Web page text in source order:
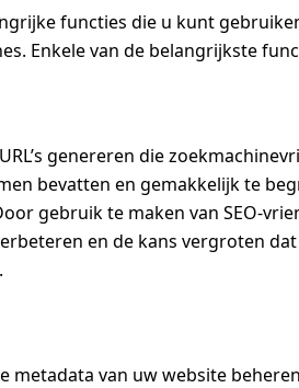
functies die u kunt
Enkele van de belangrijkste
genereren die
bevatten en gemakkelijk te
gebruik te maken van SEO-
en de kans vergroten
metadata van uw website